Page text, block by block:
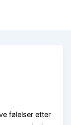
følelser etter